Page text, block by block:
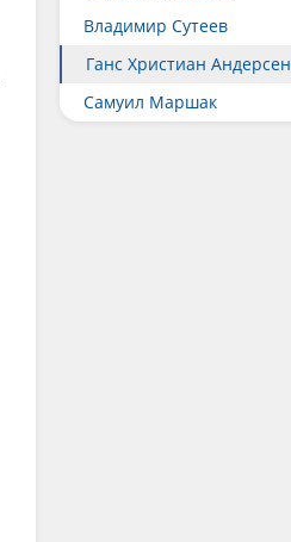
Владимир Сутеев
Ганс Христиан Андерсен
Самуил Маршак